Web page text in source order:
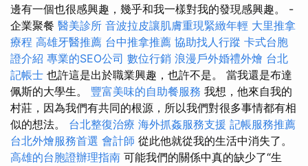
邊有一個也很感興趣，幾乎和我一樣對我的發現感興趣。 -
企業聚餐 醫美診所 音波拉皮讓肌膚重現緊緻年輕 大里推拿
療程 高雄牙醫推薦 台中推拿推薦 協助找人行蹤 卡式台胞
證介紹 專業的SEO公司 數位行銷 浪漫戶外婚禮外燴 台北
記帳士 也許這是出於職業興趣，也許不是。 當我還是布達
佩斯的大學生。 豐富美味的自助餐服務 我想，他來自我的
村莊，因為我們有共同的根源，所以我們對很多事情都有相
似的想法。 台北整復治療 海外抓姦服務支援 記帳服務推薦
台北外燴服務首選 會計師 從此他就從我的生活中消失了。
高雄的台胞證辦理指南 可能我們的關係中真的缺少了“生